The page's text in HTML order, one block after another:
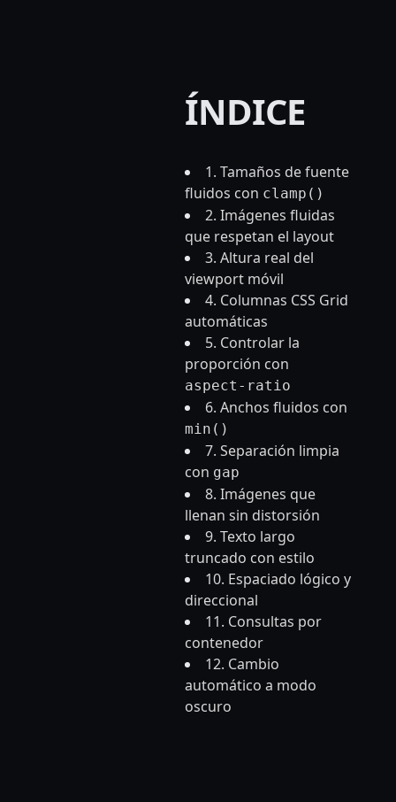
ÍNDICE
1. Tamaños de fuente
fluidos con clamp()
2. Imágenes fluidas
que respetan el layout
3. Altura real del
viewport móvil
4. Columnas CSS Grid
automáticas
5. Controlar la
proporción con
aspect-ratio
6. Anchos fluidos con
min()
7. Separación limpia
con gap
8. Imágenes que
llenan sin distorsión
9. Texto largo
truncado con estilo
10. Espaciado lógico y
direccional
11. Consultas por
contenedor
12. Cambio
automático a modo
oscuro